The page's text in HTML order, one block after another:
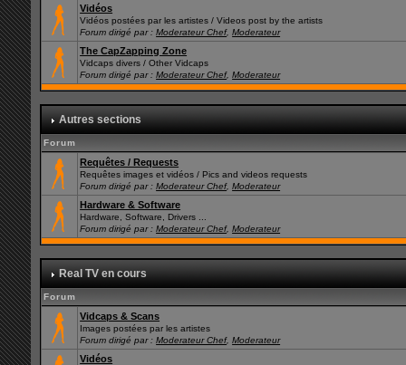
Vidéos
Vidéos postées par les artistes / Videos post by the artists
Forum dirigé par :Moderateur Chef,Moderateur
The CapZapping Zone
Vidcaps divers / Other Vidcaps
Forum dirigé par :Moderateur Chef,Moderateur
Autres sections
Forum
Requêtes / Requests
Requêtes images et vidéos / Pics and videos requests
Forum dirigé par :Moderateur Chef,Moderateur
Hardware & Software
Hardware, Software, Drivers ...
Forum dirigé par :Moderateur Chef,Moderateur
Real TV en cours
Forum
Vidcaps & Scans
Images postées par les artistes
Forum dirigé par :Moderateur Chef,Moderateur
Vidéos